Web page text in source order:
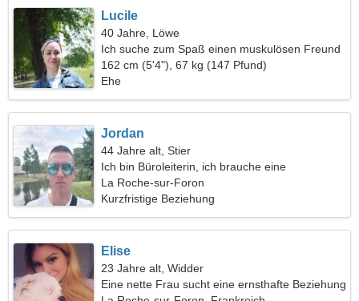
Lucile
40 Jahre, Löwe
Ich suche zum Spaß einen muskulösen Freund
162 cm (5'4"), 67 kg (147 Pfund)
Ehe
Jordan
44 Jahre alt, Stier
Ich bin Büroleiterin, ich brauche eine
bescheidene Frau
La Roche-sur-Foron
Kurzfristige Beziehung
Elise
23 Jahre alt, Widder
Eine nette Frau sucht eine ernsthafte Beziehung